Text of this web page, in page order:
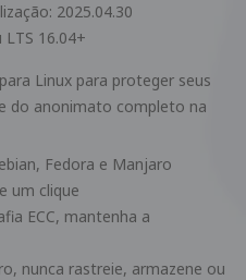
2025.04.30
LTS 16.04+
Linux para proteger seus
do anonimato completo na
Fedora e Manjaro
um clique
ECC, mantenha a
nunca rastreie, armazene ou